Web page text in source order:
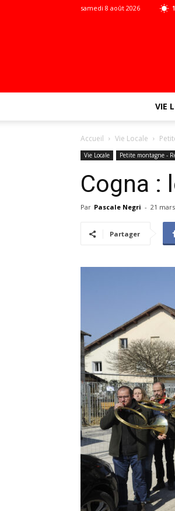
samedi 8 août 2026
VIE
Accueil Vie Locale
Vie Locale Petite montagne -
Cogna :
Par Pascale Negri - 21
Partager